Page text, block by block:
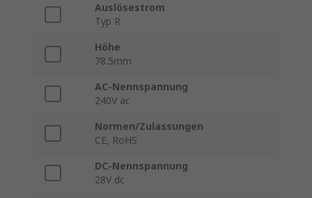
Auslösestrom
Typ R
Höhe
78.5mm
AC-Nennspannung
240V ac
Normen/Zulassungen
CE, RoHS
DC-Nennspannung
28V dc